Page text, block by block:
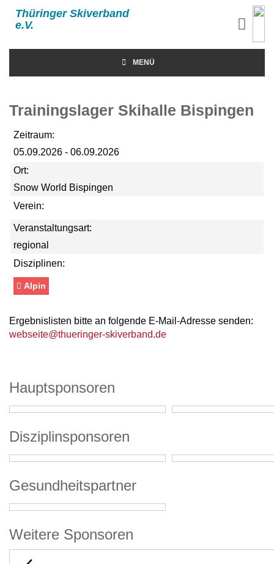
Thüringer Skiverband
e.V.
MENÜ
Trainingslager Skihalle Bispingen
Zeitraum:
05.09.2026 - 06.09.2026
Ort:
Snow World Bispingen
Verein:
Veranstaltungsart:
regional
Disziplinen:
Alpin
Ergebnislisten bitte an folgende E-Mail-Adresse senden:
webseite@thueringer-skiverband.de
Hauptsponsoren
Disziplinsponsoren
Gesundheitspartner
Weitere Sponsoren